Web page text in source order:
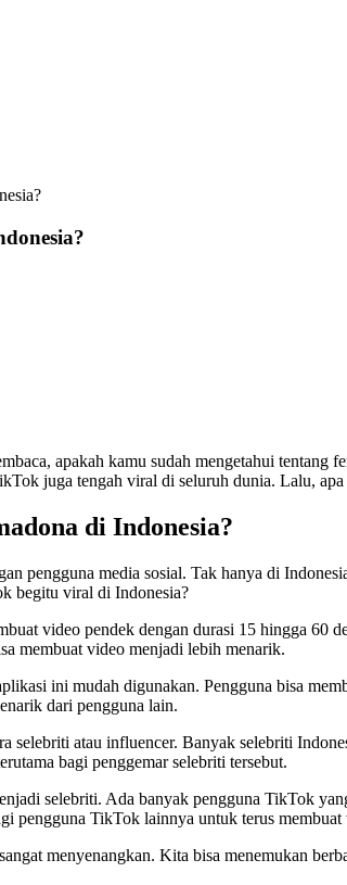
apakah kamu sudah mengetahui tentang
juga tengah viral di seluruh dunia. Lalu,
di Indonesia?
pengguna media sosial. Tak hanya di
begitu viral di Indonesia?
video pendek dengan durasi 15 hingga 60
membuat video menjadi lebih menarik.
ini mudah digunakan. Pengguna bisa
dari pengguna lain.
selebriti atau influencer. Banyak selebriti
bagi penggemar selebriti tersebut.
selebriti. Ada banyak pengguna TikTok
pengguna TikTok lainnya untuk terus
menyenangkan. Kita bisa menemukan